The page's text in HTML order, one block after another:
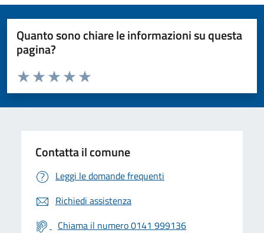
Quanto sono chiare le informazioni su questa
pagina?
Valuta da 1 a 5 stelle la pagina
Valuta 5 stelle su 5
Valuta 4 stelle su 5
Valuta 3 stelle su 5
Valuta 2 stelle su 5
Valuta 1 stelle su 5
Contatta il comune
Leggi le domande frequenti
Richiedi assistenza
Chiama il numero 0141 999136